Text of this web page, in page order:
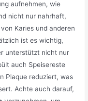
aufnehmen, wie
nicht nur nahrhaft,
Karies und anderen
ist es wichtig,
unterstützt nicht nur
auch Speisereste
Plaque reduziert, was
Achte auch darauf,